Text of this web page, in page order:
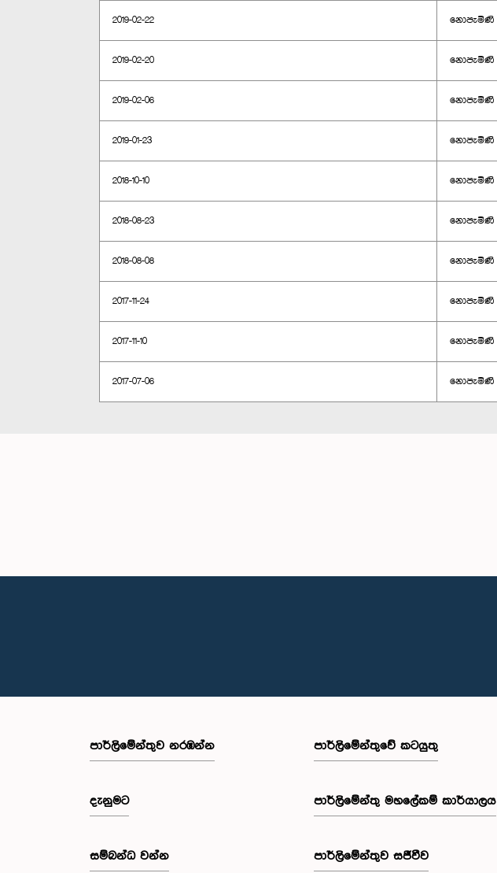
2019-02-22 නොපැමිණි
2019-02-20 නොපැමිණි
2019-02-06 නොපැමිණි
2019-01-23 නොපැමිණි
2018-10-10 නොපැමිණි
2018-08-23 නොපැමිණි
2018-08-08 නොපැමිණි
2017-11-24 නොපැමිණි
2017-11-10 නොපැමිණි
2017-07-06 නොපැමිණි
පාර්ලි‌මේන්තුව නරඹන්න
දැනුමට
සම්බන්ධ වන්න
පාර්ලිමේන්තුවේ කටයුතු
පාර්ලිමේන්තු මහලේකම් කාර්යාලය
පාර්ලිමේන්තුව සජීවීව